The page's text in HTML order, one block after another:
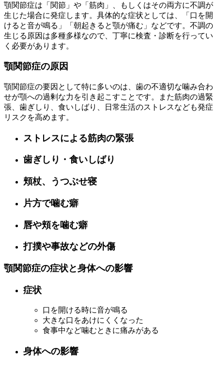
顎関節症は「関節」や「筋肉」、もしくはその両方に不調が
生じた場合に発症します。具体的な症状としては、「口を開
けると音が鳴る」「朝起きると顎が痛む」などです。不調の
生じる原因は多種多様なので、丁寧に検査・診断を行ってい
く必要があります。
顎関節症の原因
顎関節症の要因として特に多いのは、歯の不適切な噛み合わ
せが顎への過剰な力を引き起こすことです。また筋肉の過緊
張、歯ぎしり、食いしばり、日常生活のストレスなども発症
リスクを高めます。
ストレスによる筋肉の緊張
歯ぎしり・食いしばり
頬杖、うつぶせ寝
片方で噛む癖
唇や頬を噛む癖
打撲や事故などの外傷
顎関節症の症状と身体への影響
症状
口を開ける時に音が鳴る
大きな口をあけにくくなった
食事中など噛むときに痛みがある
身体への影響